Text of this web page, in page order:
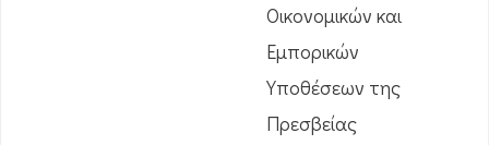
Οικονομικών και
Εμπορικών
Υποθέσεων της
Πρεσβείας